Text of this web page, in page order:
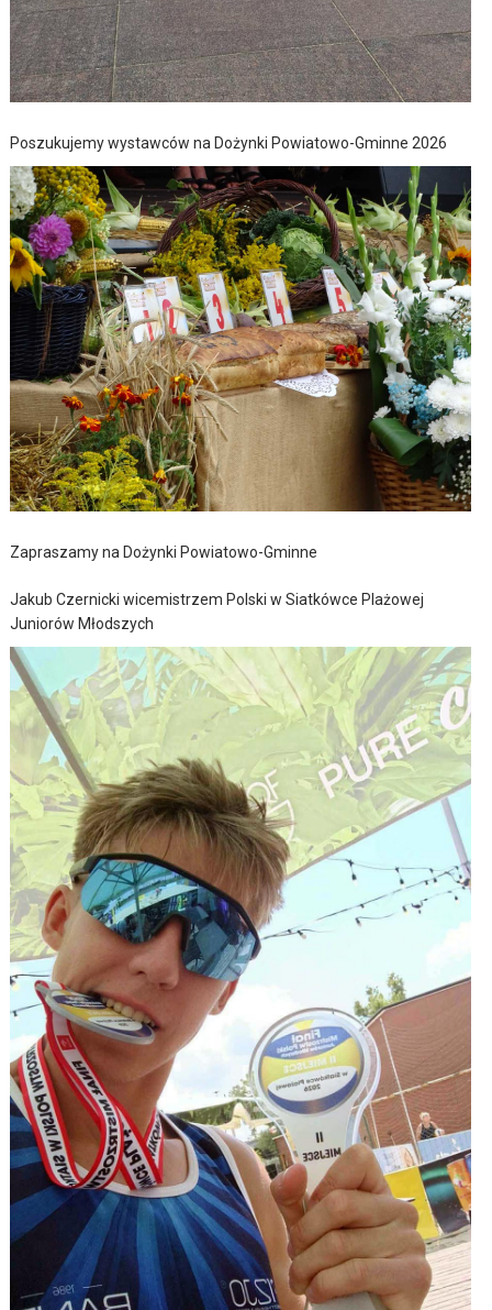
Poszukujemy wystawców na Dożynki Powiatowo-Gminne 2026
Zapraszamy na Dożynki Powiatowo-Gminne
Jakub Czernicki wicemistrzem Polski w Siatkówce Plażowej
Juniorów Młodszych